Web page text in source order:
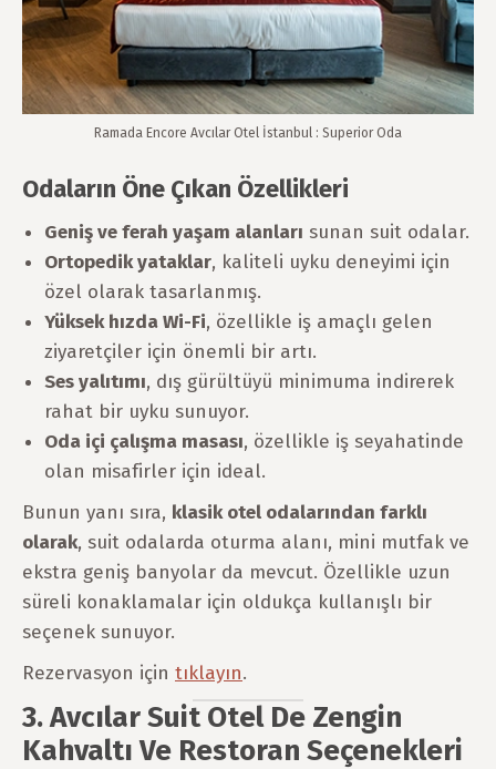
Ramada Encore Avcılar Otel İstanbul : Superior Oda
Odaların Öne Çıkan Özellikleri
Geniş ve ferah yaşam alanları sunan suit odalar.
Ortopedik yataklar, kaliteli uyku deneyimi için
özel olarak tasarlanmış.
Yüksek hızda Wi-Fi, özellikle iş amaçlı gelen
ziyaretçiler için önemli bir artı.
Ses yalıtımı, dış gürültüyü minimuma indirerek
rahat bir uyku sunuyor.
Oda içi çalışma masası, özellikle iş seyahatinde
olan misafirler için ideal.
Bunun yanı sıra, klasik otel odalarından farklı
olarak, suit odalarda oturma alanı, mini mutfak ve
ekstra geniş banyolar da mevcut. Özellikle uzun
süreli konaklamalar için oldukça kullanışlı bir
seçenek sunuyor.
Rezervasyon için tıklayın.
3. Avcılar Suit Otel De Zengin
Kahvaltı Ve Restoran Seçenekleri